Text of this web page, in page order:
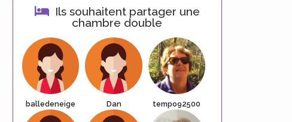
Ils souhaitent partager une
chambre double
balledeneige Dan tempo92500